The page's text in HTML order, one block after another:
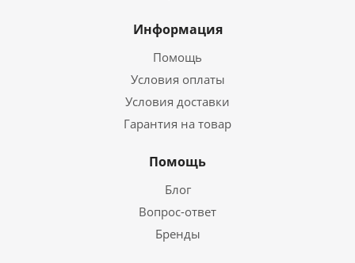
Информация
Помощь
Условия оплаты
Условия доставки
Гарантия на товар
Помощь
Блог
Вопрос-ответ
Бренды